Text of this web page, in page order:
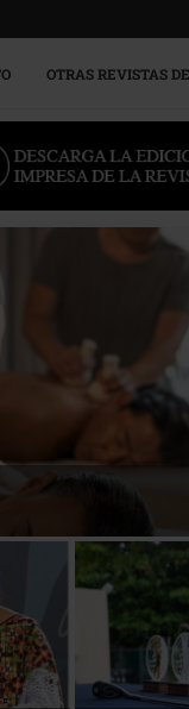
OTRAS REVISTAS